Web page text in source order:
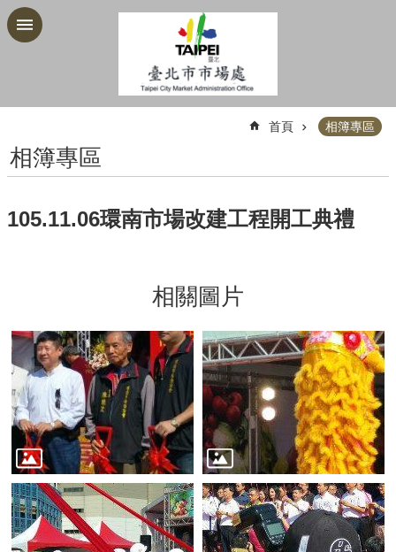
跳到主要內容區塊
首頁 相簿專區
相簿專區
105.11.06環南市場改建工程開工典禮
相關圖片